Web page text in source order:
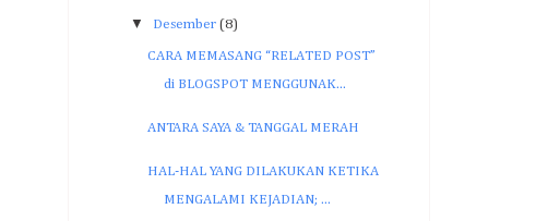
▼ Desember (8)
CARA MEMASANG “RELATED POST”
di BLOGSPOT MENGGUNAK...
ANTARA SAYA & TANGGAL MERAH
HAL-HAL YANG DILAKUKAN KETIKA
MENGALAMI KEJADIAN; ...